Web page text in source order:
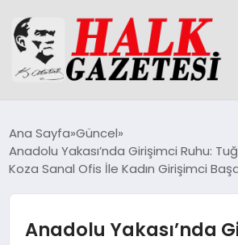
DÜNYA
Ana Sayfa Güncel
Anadolu Yakası’nda Girişimci Ruhu:
Koza Sanal Ofis İle Kadın Girişimci
Anadolu Yakası’nda